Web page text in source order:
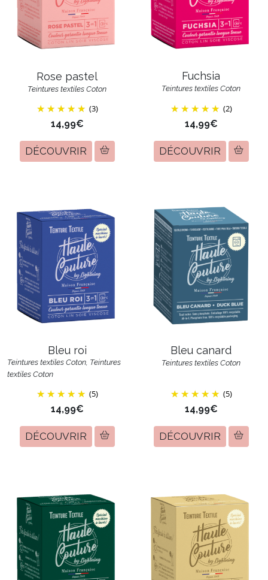
Rose pastel
Teintures textiles Coton
(3)
14,99€
DÉCOUVRIR
Fuchsia
Teintures textiles Coton
(2)
14,99€
DÉCOUVRIR
Bleu roi
Teintures textiles Coton, Teintures
textiles Coton
(5)
14,99€
DÉCOUVRIR
Bleu canard
Teintures textiles Coton
(5)
14,99€
DÉCOUVRIR